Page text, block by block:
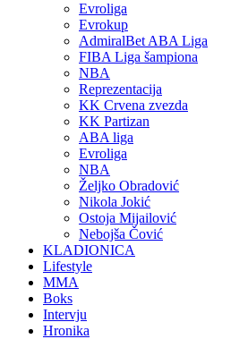
Evroliga
Evrokup
AdmiralBet ABA Liga
FIBA Liga šampiona
NBA
Reprezentacija
KK Crvena zvezda
KK Partizan
ABA liga
Evroliga
NBA
Željko Obradović
Nikola Jokić
Ostoja Mijailović
Nebojša Čović
KLADIONICA
Lifestyle
MMA
Boks
Intervju
Hronika